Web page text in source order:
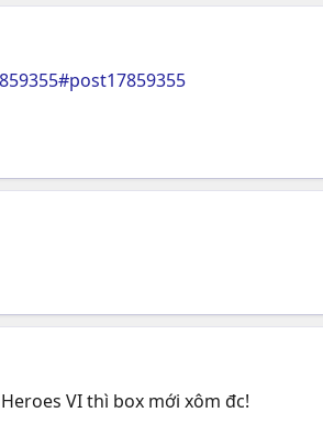
VI thì box mới xôm đc!